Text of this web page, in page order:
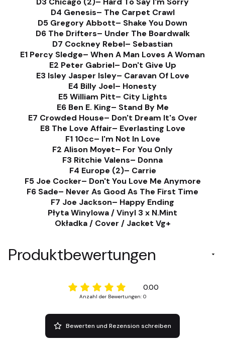
D4 Genesis– The Carpet Crawl
D5 Gregory Abbott– Shake You Down
D6 The Drifters– Under The Boardwalk
D7 Cockney Rebel– Sebastian
E1 Percy Sledge– When A Man Loves A Woman
E2 Peter Gabriel– Don't Give Up
E3 Isley Jasper Isley– Caravan Of Love
E4 Billy Joel– Honesty
E5 William Pitt– City Lights
E6 Ben E. King– Stand By Me
E7 Crowded House– Don't Dream It's Over
E8 The Love Affair– Everlasting Love
F1 10cc– I'm Not In Love
F2 Alison Moyet– For You Only
F3 Ritchie Valens– Donna
F4 Europe (2)– Carrie
F5 Joe Cocker– Don't You Love Me Anymore
F6 Sade– Never As Good As The First Time
F7 Joe Jackson– Happy Ending
Płyta Winylowa / Vinyl 3 x N.Mint
Okładka / Cover / Jacket Vg+
Produktbewertungen
0.00
Anzahl der Bewertungen: 0
Bewerten und Rezension schreiben